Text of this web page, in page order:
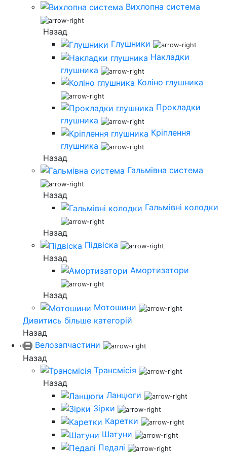
Вихлопна система
Назад
Глушники
Накладки
глушника
Коліно глушника
Прокладки
глушника
Кріплення
глушника
Назад
Гальмівна система
Назад
Гальмівні колодки
Назад
Підвіска
Назад
Амортизатори
Назад
Мотошини
Дивитись більше категорій
Назад
Велозапчастини
Назад
Трансмісія
Назад
Ланцюги
Зірки
Каретки
Шатуни
Педалі